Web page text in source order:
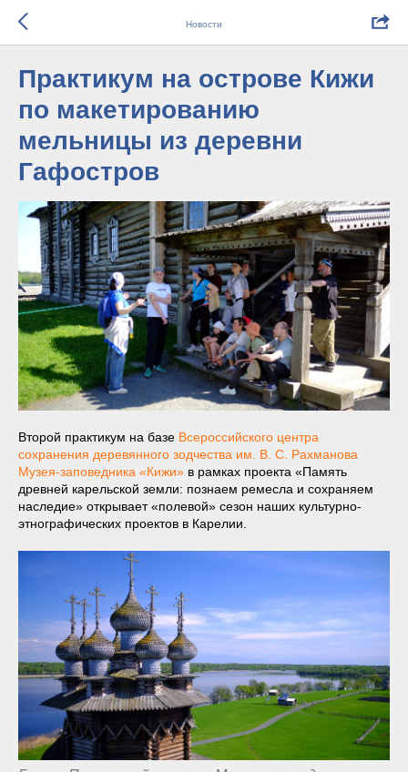
Новости
Практикум на острове Кижи
по макетированию
мельницы из деревни
Гафостров
Второй практикум на базе Всероссийского центра
сохранения деревянного зодчества им. В. С. Рахманова
Музея-заповедника «Кижи» в рамках проекта «Память
древней карельской земли: познаем ремесла и сохраняем
наследие» открывает «полевой» сезон наших культурно-
этнографических проектов в Карелии.